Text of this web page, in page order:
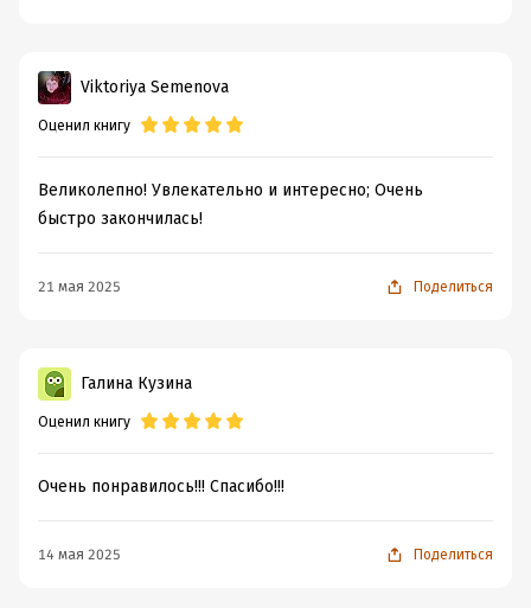
Viktoriya Semenova
Оценил книгу
Великолепно! Увлекательно и интересно; Очень
быстро закончилась!
21 мая 2025 Поделиться
Галина Кузина
Оценил книгу
Очень понравилось!!! Спасибо!!!
14 мая 2025 Поделиться